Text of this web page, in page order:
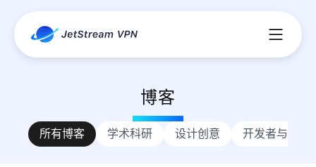
什么是 VPN
博客
所有博客 学术科研 设计创意 开发者与 AI